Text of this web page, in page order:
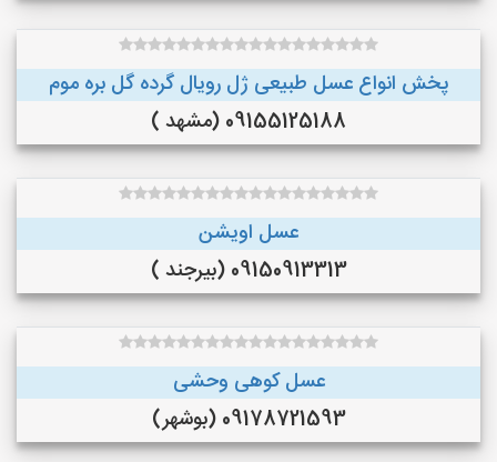
پخش انواع عسل طبیعی ژل رویال گرده گل بره موم
09155125188 (مشهد )
عسل اویشن
09150913313 (بیرجند )
عسل کوهی وحشی
09178721593 (بوشهر)